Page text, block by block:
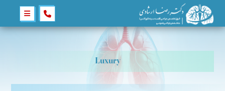
Luxury